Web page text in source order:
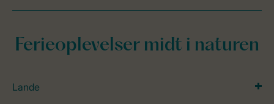
Ferieoplevelser midt i naturen
Lande